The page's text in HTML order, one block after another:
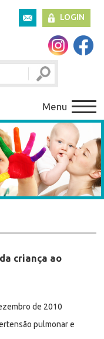
LOGIN
Menu
criança ao
de 2010
pulmonar e